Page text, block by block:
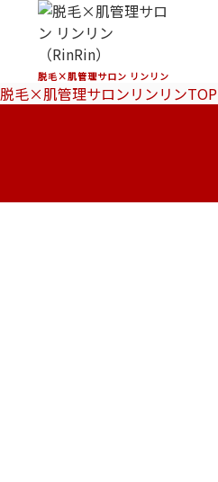
脱毛×肌管理サロン リンリン
脱毛×肌管理サロンリンリンTOP